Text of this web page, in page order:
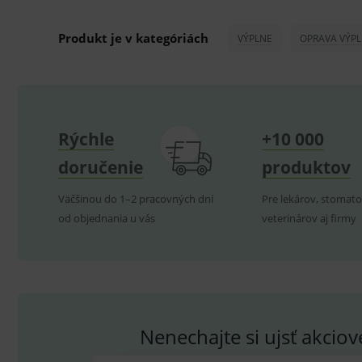
Produkt je v kategóriách VÝPLNE OPRAVA
Rýchle
doručenie
Väčšinou do 1–2 pracovných dní
od objednania u vás
+10 000
produktov
Pre lekárov,
veterinárov aj firmy
Nenechajte si ujsť
CookieScriptConsent
193359858-4
_ga
_gcl_au
test_cookie
IDE